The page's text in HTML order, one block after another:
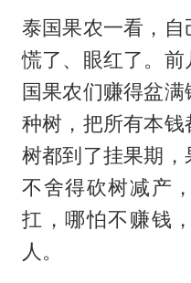
泰国果农一看，
慌了、眼红了。
国果农们赚得盆
种树，把所有本
树都到了挂果期
不舍得砍树减产
扛，哪怕不赚钱
人。